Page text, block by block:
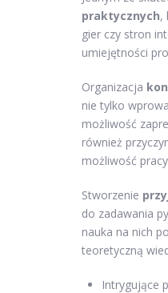
praktycznych,
gier czy stron
umiejętności
Organizacja
nie tylko
możliwość
również
możliwość
Stworzenie
do zadawania
nauka na nich
teoretyczną
Intrygujące